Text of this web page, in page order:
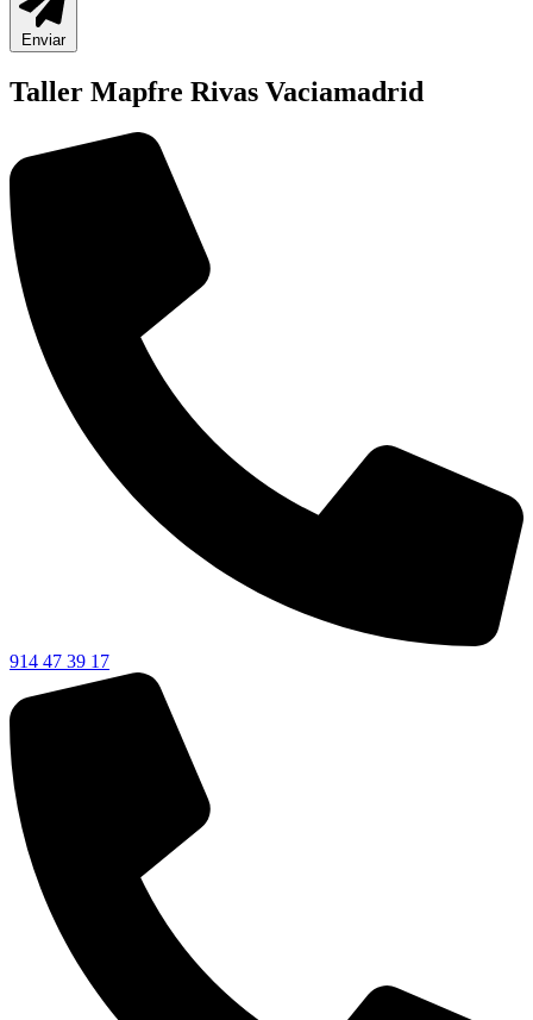
Enviar
Taller Mapfre Rivas Vaciamadrid
914 47 39 17